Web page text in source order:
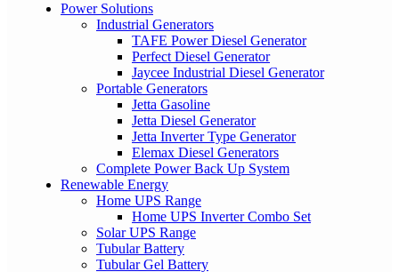
Power Solutions
Industrial Generators
TAFE Power Diesel Generator
Perfect Diesel Generator
Jaycee Industrial Diesel Generator
Portable Generators
Jetta Gasoline
Jetta Diesel Generator
Jetta Inverter Type Generator
Elemax Diesel Generators
Complete Power Back Up System
Renewable Energy
Home UPS Range
Home UPS Inverter Combo Set
Solar UPS Range
Tubular Battery
Tubular Gel Battery